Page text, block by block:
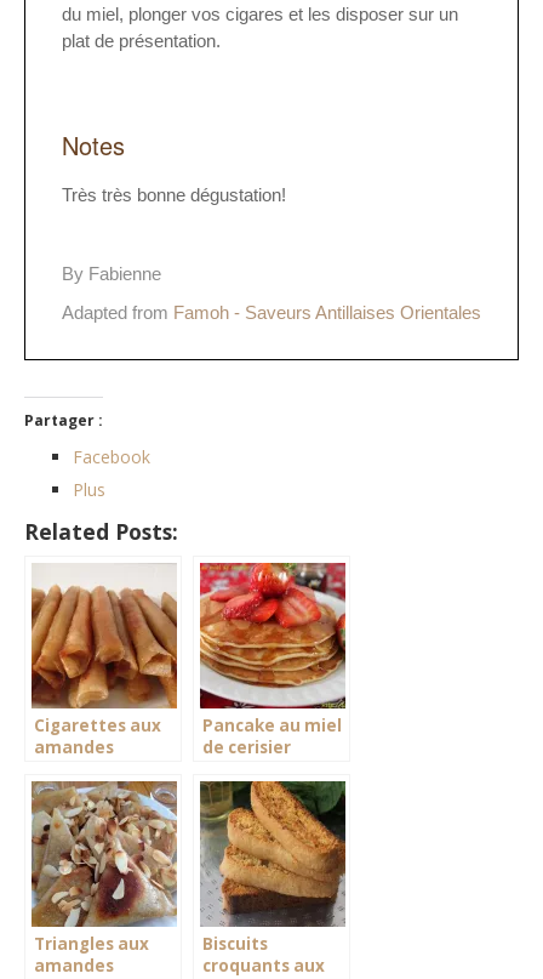
du miel, plonger vos cigares et les disposer sur un
plat de présentation.
Notes
Très très bonne dégustation!
By Fabienne
Adapted from Famoh - Saveurs Antillaises Orientales
Partager :
Facebook
Plus
Related Posts:
Cigarettes aux
amandes
Pancake au miel
de cerisier
Triangles aux
amandes
Biscuits
croquants aux